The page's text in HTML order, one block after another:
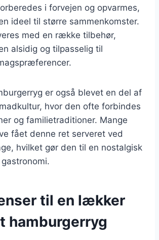
i forvejen og opvarmes,
ideel til større sammenkomster.
med en række tilbehør,
alsidig og tilpasselig til
er også blevet en del af
hvor den ofte forbindes
og familietraditioner. Mange
fået denne ret serveret ved
hvilket gør den til en nostalgisk
til en lækker
hamburgerryg